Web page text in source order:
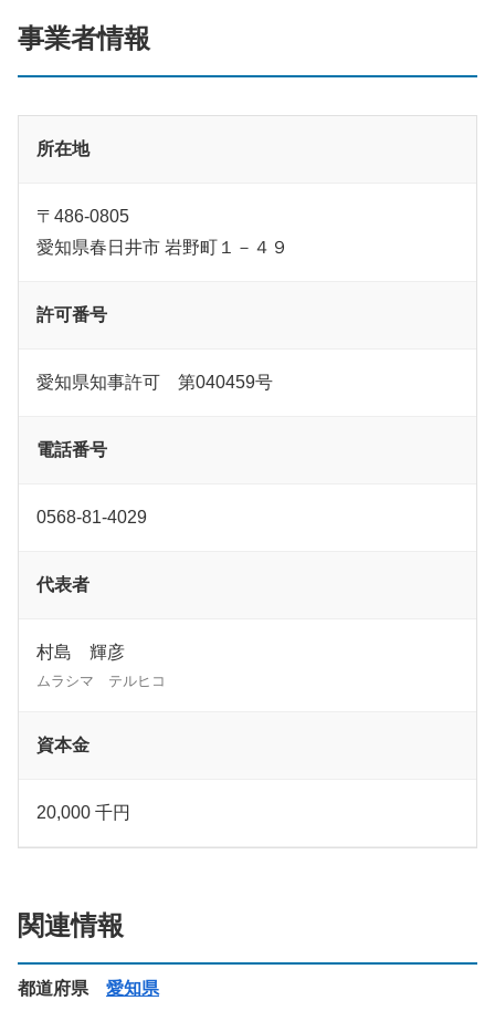
事業者情報
所在地
〒486-0805
愛知県春日井市 岩野町１－４９
許可番号
愛知県知事許可 第040459号
電話番号
0568-81-4029
代表者
村島 輝彦
ムラシマ テルヒコ
資本金
20,000 千円
関連情報
都道府県 愛知県